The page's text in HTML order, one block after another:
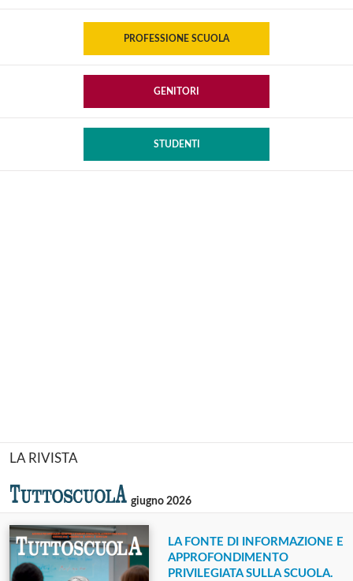
PROFESSIONE SCUOLA
GENITORI
STUDENTI
LA RIVISTA
giugno 2026
LA FONTE DI INFORMAZIONE E
APPROFONDIMENTO
PRIVILEGIATA SULLA SCUOLA.